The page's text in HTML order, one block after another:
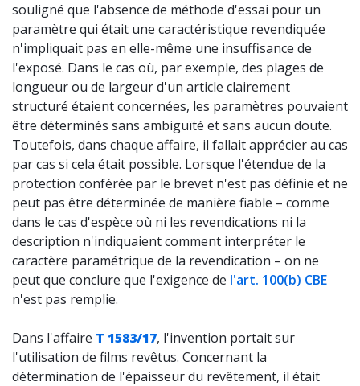
souligné que l'absence de méthode d'essai pour un
paramètre qui était une caractéristique revendiquée
n'impliquait pas en elle-même une insuffisance de
l'exposé. Dans le cas où, par exemple, des plages de
longueur ou de largeur d'un article clairement
structuré étaient concernées, les paramètres pouvaient
être déterminés sans ambiguïté et sans aucun doute.
Toutefois, dans chaque affaire, il fallait apprécier au cas
par cas si cela était possible. Lorsque l'étendue de la
protection conférée par le brevet n'est pas définie et ne
peut pas être déterminée de manière fiable – comme
dans le cas d'espèce où ni les revendications ni la
description n'indiquaient comment interpréter le
caractère paramétrique de la revendication – on ne
peut que conclure que l'exigence de l'art. 100(b) CBE
n'est pas remplie.
Dans l'affaire T 1583/17, l'invention portait sur
l'utilisation de films revêtus. Concernant la
détermination de l'épaisseur du revêtement, il était